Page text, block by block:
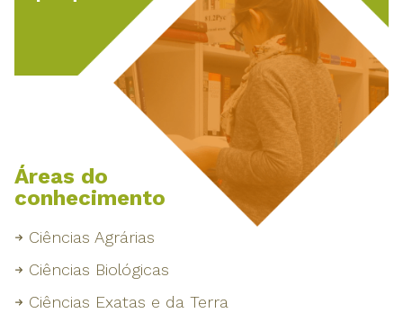
Áreas do
conhecimento
Ciências Agrárias
Ciências Biológicas
Ciências Exatas e da Terra